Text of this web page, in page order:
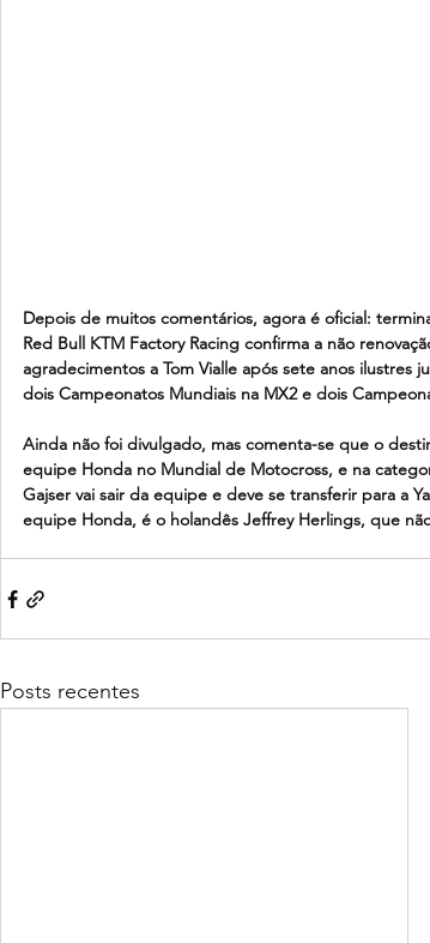
Depois de muitos comentários, agora é oficial:
Red Bull KTM Factory Racing confirma a não
agradecimentos a Tom Vialle após sete anos ilustres
dois Campeonatos Mundiais na MX2 e dois
Ainda não foi divulgado, mas comenta-se que o
equipe Honda no Mundial de Motocross, e na
Gajser vai sair da equipe e deve se transferir para a
equipe Honda, é o holandês Jeffrey Herlings, que
Posts recentes